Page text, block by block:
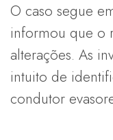
O caso segue
informou que o
alterações. As
intuito de
condutor